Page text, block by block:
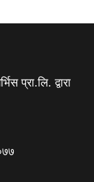
प्रा.लि. द्वारा